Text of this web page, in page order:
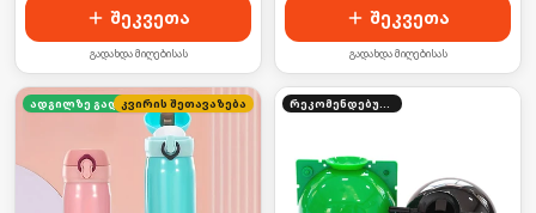
შეკვეთა
გადახდა მიღებისას
შეკვეთა
გადახდა მიღებისას
ადგილზე გადახდა
კვირის შეთავაზება რეკომენდებული